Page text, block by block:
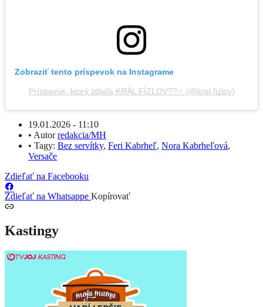
Zobraziť tento príspevok na Instagrame
Príspevok, ktorý zdieľa KRÁL FÍZLOV??‍♂️ (@kral.fizlov)
19.01.2026 - 11:10
• Autorredakcia/MH
• Tagy: Bez servítky, Feri Kabrheľ, Nora Kabrheľová,
Versače
Zdieľať na Facebooku
Zdieľať na Whatsappe Kopírovať
Kastingy